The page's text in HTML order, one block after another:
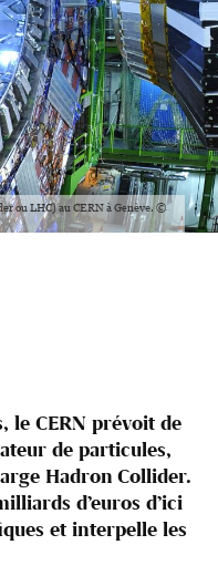
ou LHC) au CERN à Genève. ©
le CERN prévoit de
de particules,
Hadron Collider.
d’euros d’ici
et interpelle les